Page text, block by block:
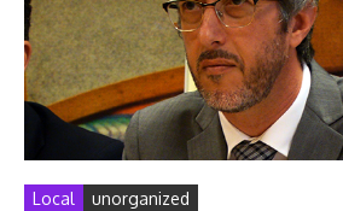
Local unorganized